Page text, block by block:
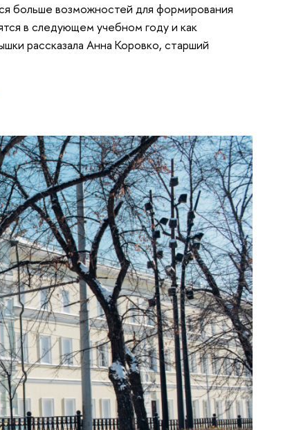
больше возможностей для формирования
в следующем учебном году и как
рассказала Анна Коровко, старший